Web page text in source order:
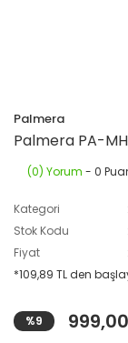
Palmera
Palmera PA-
(0) Yorum - 0
Kategori
Stok Kodu
Fiyat
*109,89 TL den
%9